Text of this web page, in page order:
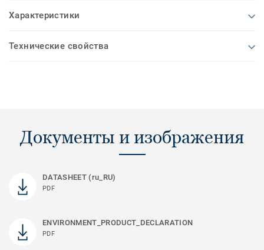
Характеристики
Технические свойства
Документы и изображения
DATASHEET (ru_RU)
PDF
ENVIRONMENT_PRODUCT_DECLARATION
PDF